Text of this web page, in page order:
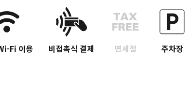
Fi 이용 비접촉식 결제 면세점 주차장